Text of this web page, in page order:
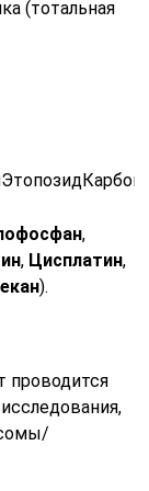
(тотальная
Этопозид
,
, Цисплатин,
).
проводится